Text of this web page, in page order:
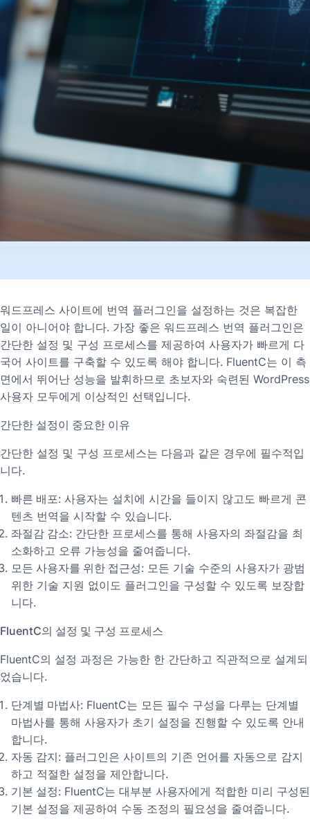
워드프레스 사이트에 번역 플러그인을 설정하는 것은 복잡한
일이 아니어야 합니다. 가장 좋은 워드프레스 번역 플러그인은
간단한 설정 및 구성 프로세스를 제공하여 사용자가 빠르게 다
국어 사이트를 구축할 수 있도록 해야 합니다. FluentC는 이 측
면에서 뛰어난 성능을 발휘하므로 초보자와 숙련된 WordPress
사용자 모두에게 이상적인 선택입니다.
간단한 설정이 중요한 이유
간단한 설정 및 구성 프로세스는 다음과 같은 경우에 필수적입
니다.
빠른 배포: 사용자는 설치에 시간을 들이지 않고도 빠르게 콘
텐츠 번역을 시작할 수 있습니다.
좌절감 감소: 간단한 프로세스를 통해 사용자의 좌절감을 최
소화하고 오류 가능성을 줄여줍니다.
모든 사용자를 위한 접근성: 모든 기술 수준의 사용자가 광범
위한 기술 지원 없이도 플러그인을 구성할 수 있도록 보장합
니다.
FluentC의 설정 및 구성 프로세스
FluentC의 설정 과정은 가능한 한 간단하고 직관적으로 설계되
었습니다.
단계별 마법사: FluentC는 모든 필수 구성을 다루는 단계별
마법사를 통해 사용자가 초기 설정을 진행할 수 있도록 안내
합니다.
자동 감지: 플러그인은 사이트의 기존 언어를 자동으로 감지
하고 적절한 설정을 제안합니다.
기본 설정: FluentC는 대부분 사용자에게 적합한 미리 구성된
기본 설정을 제공하여 수동 조정의 필요성을 줄여줍니다.